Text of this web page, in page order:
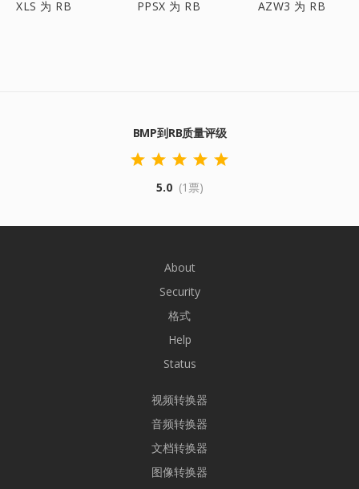
XLS 为 RB PPSX 为 RB AZW3 为 RB
BMP到RB质量评级
5.0 (1票)
About
Security
格式
Help
Status
视频转换器
音频转换器
文档转换器
图像转换器